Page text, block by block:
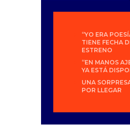
“YO ERA
TIENE FECHA
ESTRENO
“EN MANOS
YA ESTÁ
UNA
POR LLEGAR